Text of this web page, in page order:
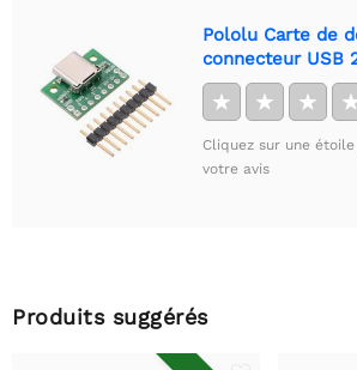
Pololu Carte de
connecteur USB
★ ★ ★
Cliquez sur une
votre avis
Produits suggérés